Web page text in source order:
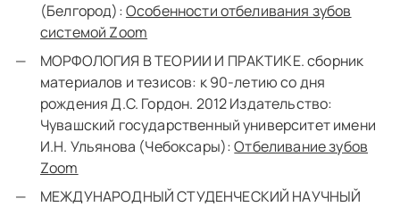
(Белгород):Особенности отбеливания зубов
системой Zoom
МОРФОЛОГИЯ В ТЕОРИИ И ПРАКТИКЕ. сборник
материалов и тезисов: к 90-летию со дня
рождения Д.С. Гордон. 2012 Издательство:
Чувашский государственный университет имени
И.Н. Ульянова (Чебоксары):Отбеливание зубов
Zoom
МЕЖДУНАРОДНЫЙ СТУДЕНЧЕСКИЙ НАУЧНЫЙ